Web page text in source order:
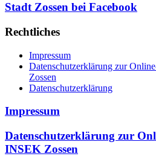
Stadt Zossen bei Facebook
Rechtliches
Impressum
Datenschutzerklärung zur
Zossen
Datenschutzerklärung
Impressum
Datenschutzerklärung zur
INSEK Zossen